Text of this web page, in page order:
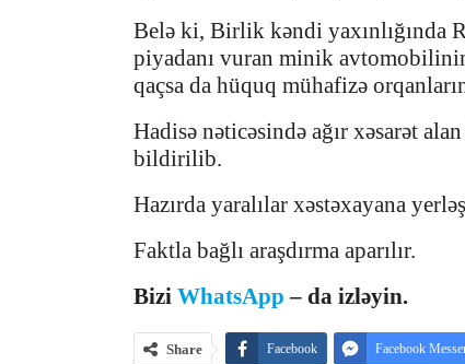
Belə ki, Birlik kəndi yaxınlığında
piyadanı vuran minik
qaçsa da hüquq mühafizə
Hadisə nəticəsində ağır xəsarət
bildirilib.
Hazırda yaralılar xəstəxayana
Faktla bağlı araşdırma aparılır.
Bizi WhatsApp – da izləyin.
Share Facebook Facebook